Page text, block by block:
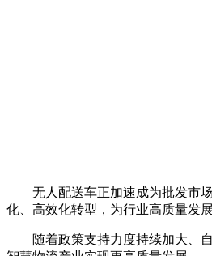
无人配送车正加速成为批发市
化、高效化转型，为行业高质量发
随着政策支持力度持续加大、